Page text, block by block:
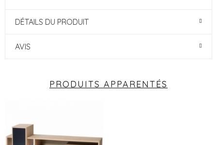
DÉTAILS DU PRODUIT
AVIS
PRODUITS APPARENTÉS